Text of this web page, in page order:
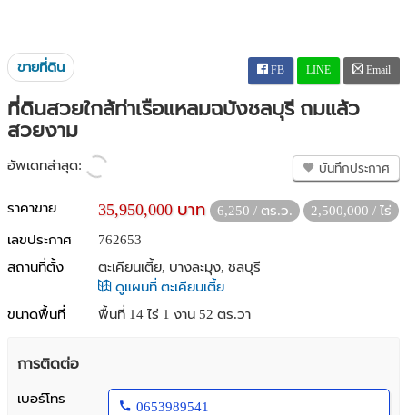
ขายที่ดิน FB LINE Email
ที่ดินสวยใกล้ท่าเรือแหลมฉบังชลบุรี ถมแล้ว
สวยงาม
อัพเดทล่าสุด: บันทึกประกาศ
ราคาขาย 35,950,000 บาท 6,250 / ตร.ว.
2,500,000 / ไร่
เลขประกาศ
762653
สถานที่ตั้ง
ตะเคียนเตี้ย, บางละมุง, ชลบุรี
ดูแผนที่ ตะเคียนเตี้ย
ขนาดพื้นที่
พื้นที่ 14 ไร่ 1 งาน 52 ตร.วา
การติดต่อ
เบอร์โทร
0653989541